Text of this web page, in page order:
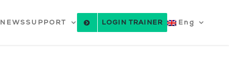
NEWSSUPPORT LOGIN TRAINER Eng